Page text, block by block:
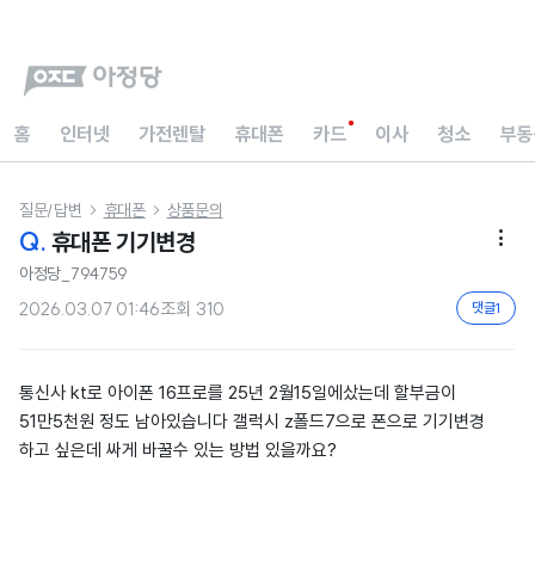
홈 인터넷 가전렌탈 휴대폰 카드 이사 청소 부
질문/답변  휴대폰  상품문의
Q. 휴대폰 기기변경 
아정당_794759
2026.03.07 01:46조회 310 댓글1
통신사 kt로 아이폰 16프로를 25년 2월15일에샀는데 할부금이
51만5천원 정도 남아있습니다 갤럭시 z폴드7으로 폰으로 기기변경
하고 싶은데 싸게 바꿀수 있는 방법 있을까요?